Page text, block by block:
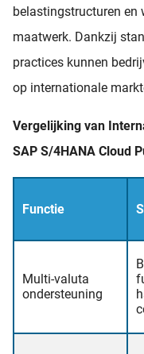
belastingstructuren en
maatwerk. Dankzij
practices kunnen
op internationale
Vergelijking van
SAP S/4HANA Cloud
Functie
Multi-valuta
ondersteuning